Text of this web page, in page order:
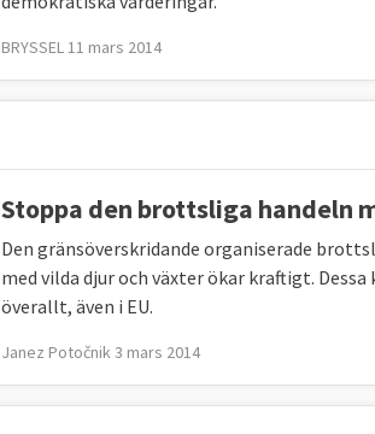
BRYSSEL 11 mars 2014
Stoppa den brottsliga handeln
Den gränsöverskridande organiserade
med vilda djur och växter ökar kraftigt.
överallt, även i EU.
Janez Potočnik 3 mars 2014